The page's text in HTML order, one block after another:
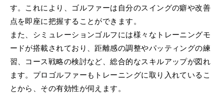
す。これにより、ゴルファーは自分のスイングの癖や改善
点を即座に把握することができます。
また、シミュレーションゴルフには様々なトレーニングモ
ードが搭載されており、距離感の調整やパッティングの練
習、コース戦略の検討など、総合的なスキルアップが図れ
ます。プロゴルファーもトレーニングに取り入れているこ
とから、その有効性が伺えます。